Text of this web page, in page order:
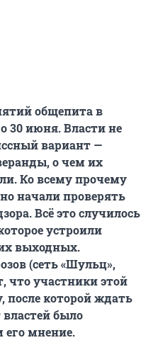
общепита в
30 июня. Власти не
вариант —
о чем их
Ко всему прочему
начали проверять
Всё это случилось
устроили
выходных.
(сеть «Шульц»,
что участники этой
после которой ждать
было
его мнение.